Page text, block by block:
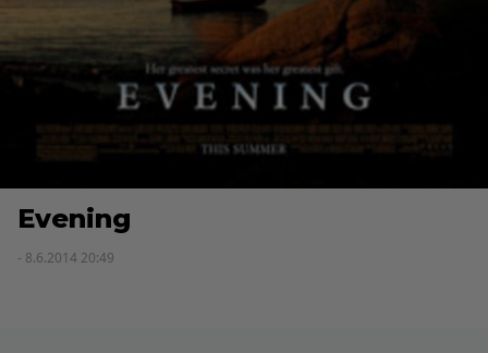
Evening
- 8.6.2014 20:49